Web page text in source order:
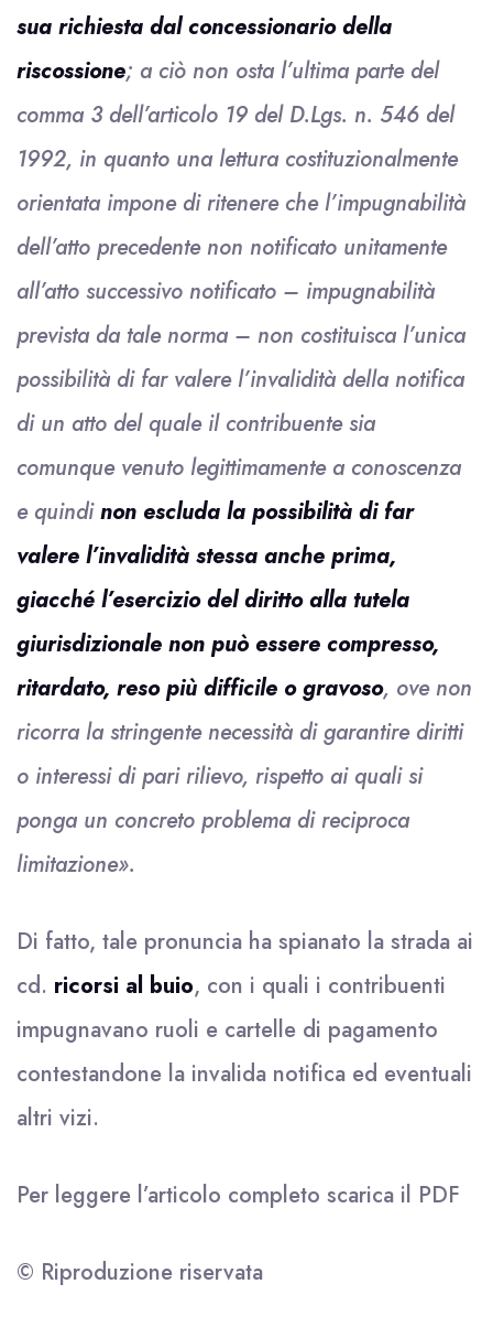
sua richiesta dal concessionario della
riscossione; a ciò non osta l’ultima parte del
comma 3 dell’articolo 19 del D.Lgs. n. 546 del
1992, in quanto una lettura costituzionalmente
orientata impone di ritenere che l’impugnabilità
dell’atto precedente non notificato unitamente
all’atto successivo notificato – impugnabilità
prevista da tale norma – non costituisca l’unica
possibilità di far valere l’invalidità della notifica
di un atto del quale il contribuente sia
comunque venuto legittimamente a conoscenza
e quindinon escluda la possibilità di far
valere l’invalidità stessa anche prima,
giacché l’esercizio del diritto alla tutela
giurisdizionale non può essere compresso,
ritardato, reso più difficile o gravoso, ove non
ricorra la stringente necessità di garantire diritti
o interessi di pari rilievo, rispetto ai quali si
ponga un concreto problema di reciproca
limitazione».
Di fatto, tale pronuncia ha spianato la strada ai
cd. ricorsi al buio, con i quali i contribuenti
impugnavano ruoli e cartelle di pagamento
contestandone la invalida notifica ed eventuali
altri vizi.
Per leggere l’articolo completo scarica il PDF
© Riproduzione riservata